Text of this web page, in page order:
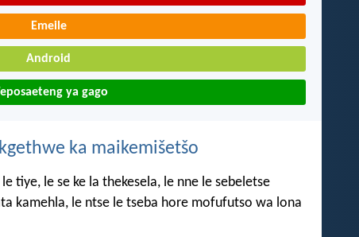
Emeile
Android
ya gago
ka maikemišetšo
tiye, le se ke la thekesela, le nne le sebeletse
kamehla, le ntse le tseba hore mofufutso wa lona